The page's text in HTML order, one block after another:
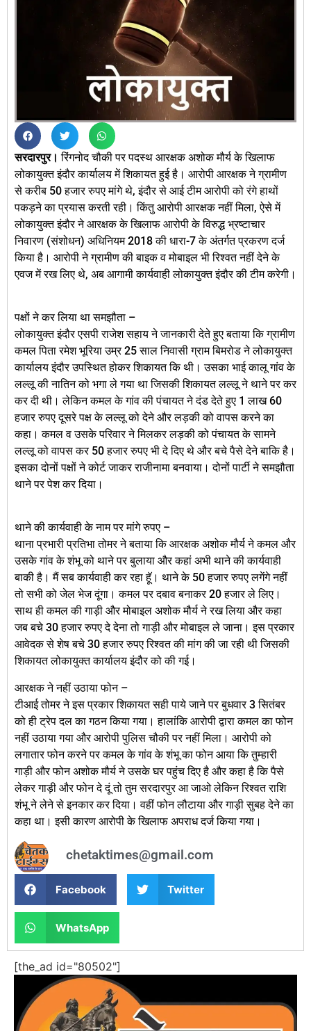
सरदारपुर। रिंगनोद चौकी पर पदस्‍थ आरक्षक अशोक मौर्य के खिलाफ
लोकायुक्त इंदौर कार्यालय में शिकायत हुई है। आरोपी आरक्षक ने ग्रामीण
से करीब 50 हजार रुपए मांगे थे, इंदौर से आई टीम आरोपी को रंगे हाथों
पकड़ने का प्रयास करती रही। किंतु आरोपी आरक्षक नहीं मिला, ऐसे में
लोकायुक्त इंदौर ने आरक्षक के खिलाफ आरोपी के विरुद्ध भ्रष्टाचार
निवारण (संशोधन) अधिनियम 2018 की धारा-7 के अंतर्गत प्रकरण दर्ज
किया है। आरोपी ने ग्रामीण की बाइक व मोबाइल भी रिश्वत नहीं देने के
एवज में रख लिए थे, अब आगामी कार्यवाही लोकायुक्त इंदौर की टीम करेगी।
पक्षों ने कर लिया था समझौता –
लोकायुक्‍त इंदौर एसपी राजेश सहाय ने जानकारी देते हुए बताया कि ग्रामीण
कमल पिता रमेश भूरिया उम्र 25 साल निवासी ग्राम बिमरोड ने लोकायुक्त
कार्यालय इंदौर उपस्थित होकर शिकायत कि थी। उसका भाई कालू गांव के
लल्लू की नातिन को भगा ले गया था जिसकी शिकायत लल्लू ने थाने पर कर
कर दी थी। लेकिन कमल के गांव की पंचायत ने दंड देते हुए 1 लाख 60
हजार रुपए दूसरे पक्ष के लल्लू को देने और लड़की को वापस करने का
कहा। कमल व उसके परिवार ने मिलकर लड़की को पंचायत के सामने
लल्लू को वापस कर 50 हजार रुपए भी दे दिए थे और बचे पैसे देने बाकि है।
इसका दोनों पक्षों ने कोर्ट जाकर राजीनामा बनवाया। दोनों पार्टी ने समझौता
थाने पर पेश कर दिया।
थाने की कार्यवाही के नाम पर मांगे रुपए –
थाना प्रभारी प्रतिभा तोमर ने बताया कि आरक्षक अशोक मौर्य ने कमल और
उसके गांव के शंभू को थाने पर बुलाया और कहां अभी थाने की कार्यवाही
बाकी है। मैं सब कार्यवाही कर रहा हॅू। थाने के 50 हजार रुपए लगेंगे नहीं
तो सभी को जेल भेज दूंगा। कमल पर दबाव बनाकर 20 हजार ले लिए।
साथ ही कमल की गाड़ी और मोबाइल अशोक मौर्य ने रख लिया और कहा
जब बचे 30 हजार रुपए दे देना तो गाड़ी और मोबाइल ले जाना। इस प्रकार
आवेदक से शेष बचे 30 हजार रुपए रिश्वत की मांग की जा रही थी जिसकी
शिकायत लोकायुक्त कार्यालय इंदौर को की गई।
आरक्षक ने नहीं उठाया फोन –
टीआई तोमर ने इस प्रकार शिकायत सही पाये जाने पर बुधवार 3 सितंबर
को ही ट्रेप दल का गठन किया गया। हालांकि आरोपी द्वारा कमल का फोन
नहीं उठाया गया और आरोपी पुलिस चौकी पर नहीं मिला। आरोपी को
लगातार फोन करने पर कमल के गांव के शंभू का फोन आया कि तुम्हारी
गाड़ी और फोन अशोक मौर्य ने उसके घर पहुंच दिए है और कहा है कि पैसे
लेकर गाड़ी और फोन दे दूं तो तुम सरदारपुर आ जाओ लेकिन रिश्वत राशि
शंभू ने लेने से इनकार कर दिया। वहीं फोन लौटाया और गाड़ी सुबह देने का
कहा था। इसी कारण आरोपी के खिलाफ अपराध दर्ज किया गया।
chetaktimes@gmail.com
Facebook Twitter
WhatsApp
[the_ad id="80502"]